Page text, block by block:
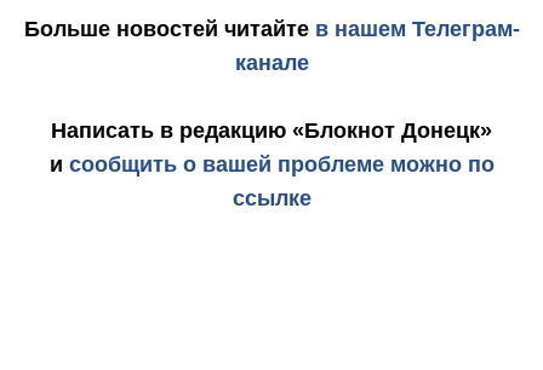
Больше новостей читайте в нашем Телеграм-
канале
Написать в редакцию «Блокнот Донецк»
и сообщить о вашей проблеме можно по
ссылке